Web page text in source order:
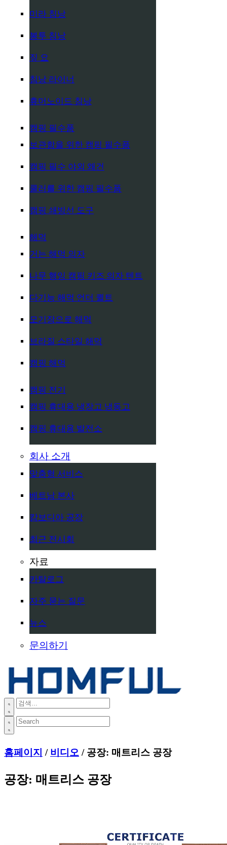
미라 침낭
봉투 침낭
짚 요
침낭 라이너
휴머노이드 침낭
캠핑 필수품
보관함을 위한 캠핑 필수품
캠핑 필수 야외 왜건
쿨러를 위한 캠핑 필수품
캠핑 쇄빙선 도구
해먹
거는 해먹 의자
나무 행잉 캠핑 키즈 의자 텐트
다기능 해먹 언더 퀼트
모기장으로 해먹
브라질 스타일 해먹
캠핑 해먹
캠핑 전기
캠핑 휴대용 냉장고 냉동고
캠핑 휴대용 발전소
회사 소개
맞춤형 서비스
베트남 본사
캄보디아 공장
최근 전시회
자료
카탈로그
자주 묻는 질문
뉴스
문의하기
홈페이지 / 비디오 / 공장: 매트리스 공장
공장: 매트리스 공장